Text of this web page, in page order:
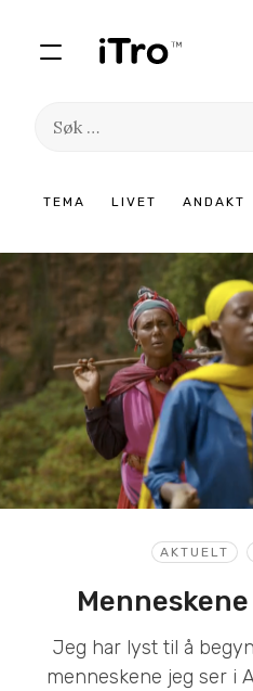
TEMA LIVET ANDAKT
Søk
innhold
AKTUELT
Jeg har lyst til å
menneskene jeg ser i